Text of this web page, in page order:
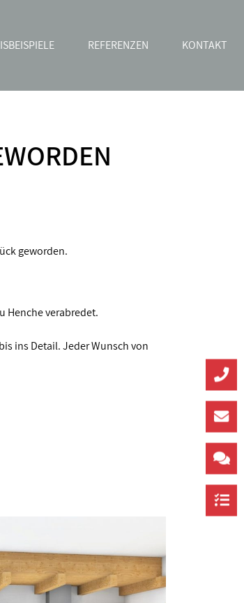
REFERENZEN KONTAKT
geworden.
Henche verabredet.
ins Detail. Jeder Wunsch von